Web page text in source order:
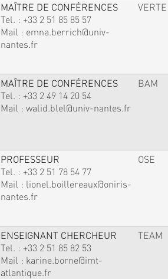
MAÎTRE DE CONFÉRENCES
Tel. : +33 2 51 85 85 57
Mail : emna.berrich@univ-
nantes.fr
VERTE
MAÎTRE DE CONFÉRENCES
Tel. : +33 2 49 14 20 54
Mail : walid.blel@univ-nantes.fr
BAM
PROFESSEUR
Tel. : +33 2 51 78 54 77
Mail : lionel.boillereaux@oniris-
nantes.fr
OSE
ENSEIGNANT CHERCHEUR
Tel. : +33 2 51 85 82 53
Mail : karine.borne@imt-
atlantique.fr
TEAM